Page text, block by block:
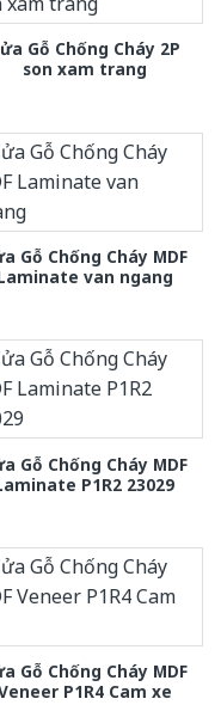
Gỗ Chống Cháy 2P
son xam trang
Gỗ Chống Cháy MDF
van ngang
Gỗ Chống Cháy MDF
P1R2 23029
Gỗ Chống Cháy MDF
P1R4 Cam xe